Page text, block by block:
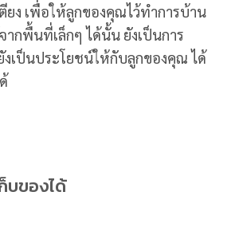
ตียง เพื่อให้ลูกของคุณไว้ทำการบ้าน
กพื้นที่เล็กๆ ได้นั้น ยังเป็นการ
เป็นประโยชน์ให้กับลูกของคุณ ได้
บของได้